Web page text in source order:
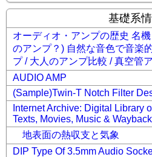
基礎系
オーディオ・アンプの歴史 名
のアンプ？) 自然な音色で音楽
プ / 大人のアンプ比較 / 真空管
AUDIO AMP
(Sample)Twin-T Notch Filter
Internet Archive: Digital Library
Texts, Movies, Music &
地表面の熱収支と気象
DIP Type Of 3.5mm Audio